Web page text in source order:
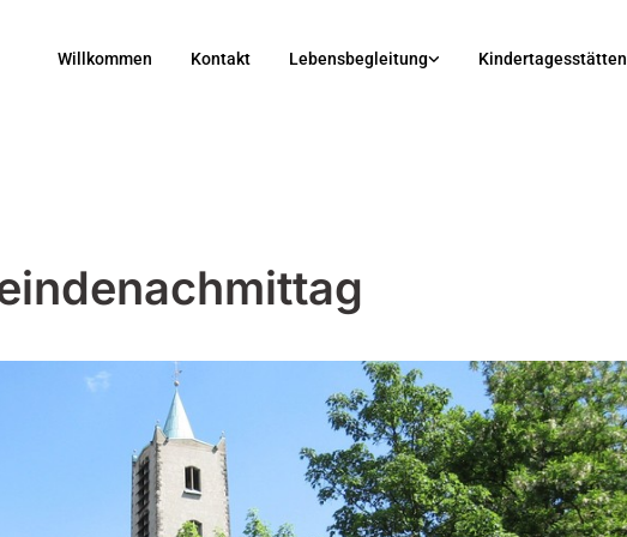
Willkommen Kontakt Lebensbegleitung Kindertagesstätten